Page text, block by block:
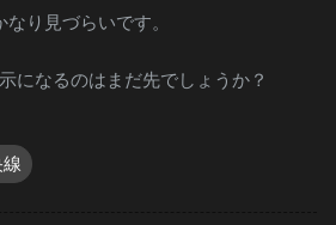
り見づらいです。
になるのはまだ先でしょうか？